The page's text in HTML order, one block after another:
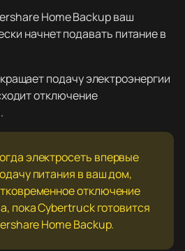
Home Backup ваш
начнет подавать питание в
подачу электроэнергии
отключение
электросеть впервые
питания в ваш дом,
отключение
пока Cybertruck готовится
Home Backup.